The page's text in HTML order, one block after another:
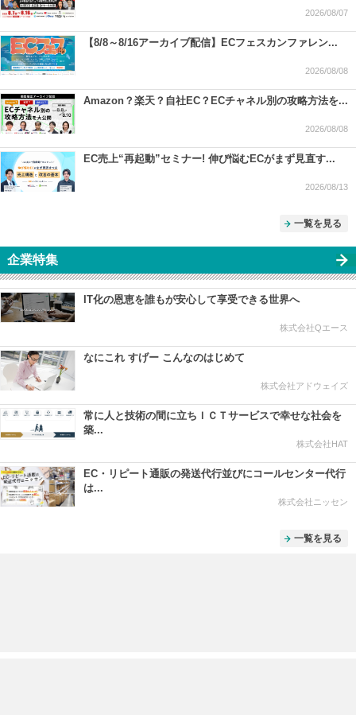
2026/08/07
【8/8～8/16アーカイブ配信】ECフェスカンファレン...
2026/08/08
Amazon？楽天？自社EC？ECチャネル別の攻略方法を...
2026/08/08
EC売上“再起動”セミナー! 伸び悩むECがまず見直す...
2026/08/13
一覧を見る
企業特集
IT化の恩恵を誰もが安心して享受できる世界へ
株式会社Qエース
なにこれ すげー こんなのはじめて
株式会社アドウェイズ
常に人と技術の間に立ちＩＣＴサービスで幸せな社会を
築...
株式会社HAT
EC・リピート通販の発送代行並びにコールセンター代行
は...
株式会社ニッセン
一覧を見る